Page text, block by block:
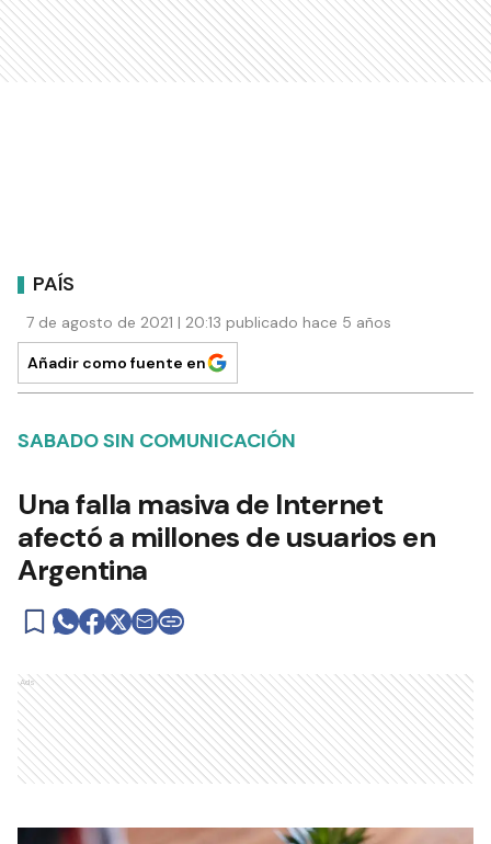
PAÍS
7 de agosto de 2021 | 20:13 publicado hace 5 años
Añadir como fuente en
SABADO SIN COMUNICACIÓN
Una falla masiva de Internet
afectó a millones de usuarios en
Argentina
Ads